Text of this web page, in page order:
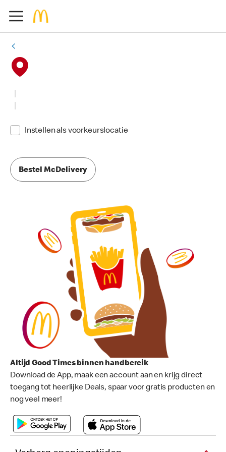
Instellen als voorkeurslocatie
Bestel McDelivery
Altijd Good Times binnen handbereik
Download de App, maak een account aan en krijg direct
toegang tot heerlijke Deals, spaar voor gratis producten en
nog veel meer!